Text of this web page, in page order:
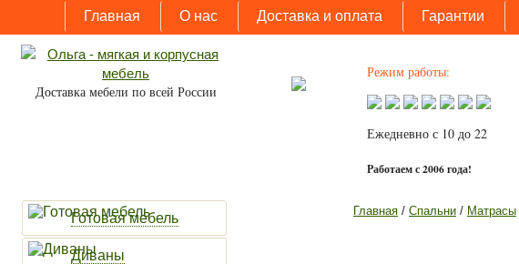
Главная О нас Доставка и оплата Гарантии
Доставка мебели по всей России
Режим работы:
Ежедневно с 10 до 22
Работаем с 2006 года!
Готовая мебель
Диваны
Главная / Спальни / Матрасы